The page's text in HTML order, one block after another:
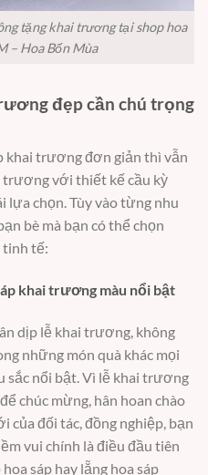
tặng khai trương tại shop hoa
– Hoa Bốn Mùa
đẹp cần chú trọng
khai trương đơn giản thì vẫn
trương với thiết kế cầu kỳ
lựa chọn. Tùy vào từng nhu
bè mà bạn có thể chọn
tinh tế:
khai trương màu nổi bật
dịp lễ khai trương, không
những món quà khác mọi
sắc nổi bật. Vì lễ khai trương
chúc mừng, hân hoan chào
của đối tác, đồng nghiệp, bạn
vui chính là điều đầu tiên
sáp hay lẵng hoa sáp